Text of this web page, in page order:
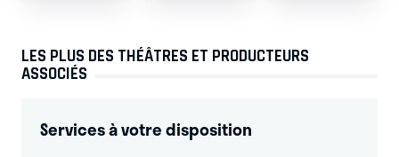
LES PLUS DES THÉÂTRES ET PRODUCTEURS
ASSOCIÉS
Services à votre disposition